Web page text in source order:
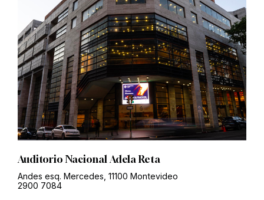
Auditorio Nacional Adela Reta
Andes esq. Mercedes, 11100 Montevideo
2900 7084